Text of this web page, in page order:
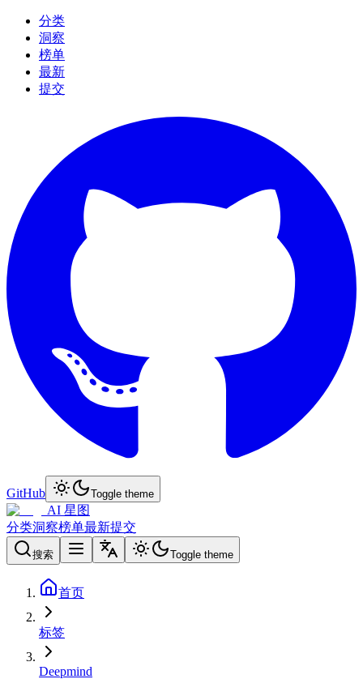
分类
洞察
榜单
最新
提交
GitHub Toggle theme
AI 星图
分类洞察榜单最新提交
搜索 Toggle theme
首页
标签
Deepmind